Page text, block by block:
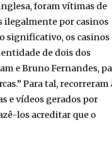
foram vítimas de
ilegalmente por casinos
significativo, os casinos
de dois dos
e Bruno Fernandes,
Para tal, recorreram
e vídeos gerados por
los acreditar que o